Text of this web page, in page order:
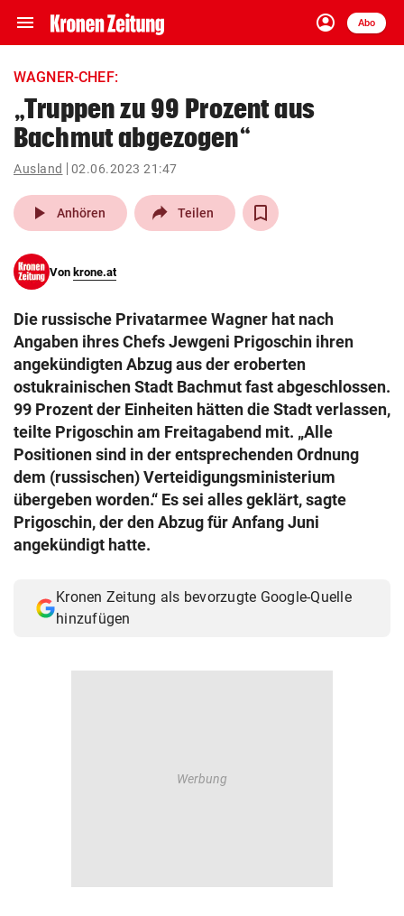
menu Navigation
ein-/ausklappen
account_circle
Anmelden
Abo
close Schließen
account_circle Anmelden
pin_drop
Wien arrow_right
search
eingeben
Muthgasse 2, 1190 Wien
WAGNER-CHEF:
„Truppen zu 99 Prozent aus
Bachmut abgezogen“
Ausland 02.06.2023 21:47
play_arrow Anhören Teilen
Von krone.at
Die russische Privatarmee Wagner hat nach
Angaben ihres Chefs Jewgeni Prigoschin ihren
angekündigten Abzug aus der eroberten
ostukrainischen Stadt Bachmut fast abgeschlossen.
99 Prozent der Einheiten hätten die Stadt verlassen,
teilte Prigoschin am Freitagabend mit. „Alle
Positionen sind in der entsprechenden Ordnung
dem (russischen) Verteidigungsministerium
übergeben worden.“ Es sei alles geklärt, sagte
Prigoschin, der den Abzug für Anfang Juni
angekündigt hatte.
Kronen Zeitung als bevorzugte Google-Quelle
hinzufügen